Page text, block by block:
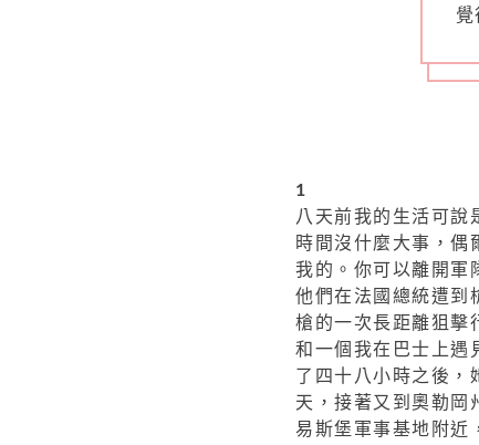
覺
1
八天前我的生活可說
時間沒什麼大事，偶
我的。你可以離開軍
他們在法國總統遭到
槍的一次長距離狙擊
和一個我在巴士上遇
了四十八小時之後
天，接著又到奧勒岡
易斯堡軍事基地附近